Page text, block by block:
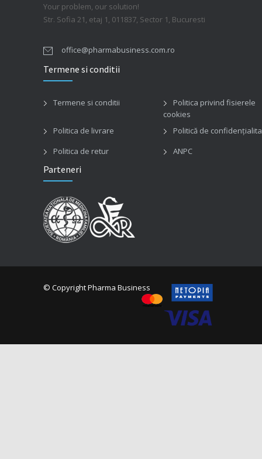
Your problem, our solution!
Str. Sofia 21, etaj 1, 011837, Sector 1, Bucuresti
office@pharmabusiness.com.ro
Termene si conditii
Termene si conditii
Politica privind fisierele
cookies
Politica de livrare
Politică de
Politica de retur
ANPC
Parteneri
© Copyright Pharma Business